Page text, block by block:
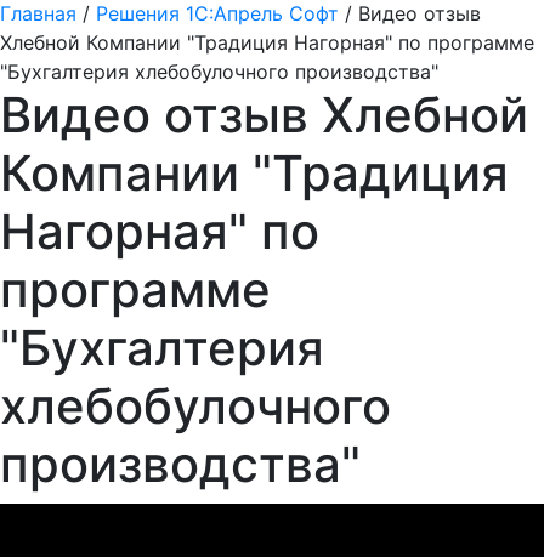
Главная / Решения 1С:Апрель Софт / Видео отзыв
Хлебной Компании "Традиция Нагорная" по программе
"Бухгалтерия хлебобулочного производства"
Видео отзыв Хлебной
Компании "Традиция
Нагорная" по
программе
"Бухгалтерия
хлебобулочного
производства"